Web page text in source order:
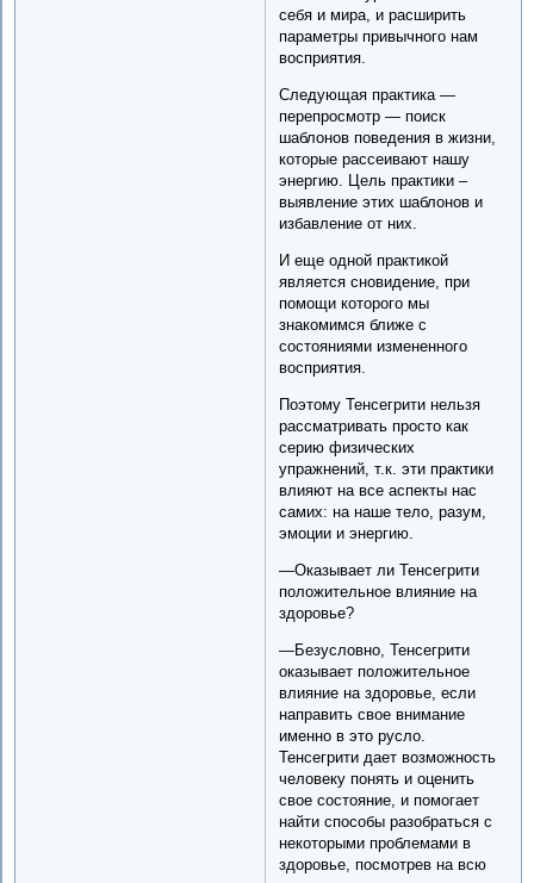
себя и мира, и расширить
параметры привычного нам
восприятия.
Следующая практика —
перепросмотр — поиск
шаблонов поведения в жизни,
которые рассеивают нашу
энергию. Цель практики –
выявление этих шаблонов и
избавление от них.
И еще одной практикой
является сновидение, при
помощи которого мы
знакомимся ближе с
состояниями измененного
восприятия.
Поэтому Тенсегрити нельзя
рассматривать просто как
серию физических
упражнений, т.к. эти практики
влияют на все аспекты нас
самих: на наше тело, разум,
эмоции и энергию.
—Оказывает ли Тенсегрити
положительное влияние на
здоровье?
—Безусловно, Тенсегрити
оказывает положительное
влияние на здоровье, если
направить свое внимание
именно в это русло.
Тенсегрити дает возможность
человеку понять и оценить
свое состояние, и помогает
найти способы разобраться с
некоторыми проблемами в
здоровье, посмотрев на всю